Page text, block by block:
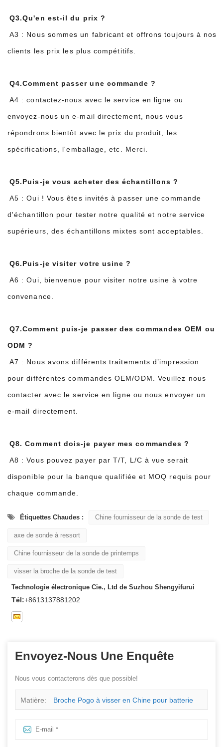
Q3.Qu'en est-il du prix ?
A3 : Nous sommes un fabricant et offrons toujours à nos
clients les prix les plus compétitifs.
Q4.Comment passer une commande ?
A4 : contactez-nous avec le service en ligne ou
envoyez-nous un e-mail directement, nous vous
répondrons bientôt avec le prix du produit, les
spécifications, l'emballage, etc. Merci.
Q5.Puis-je vous acheter des échantillons ?
A5 : Oui ! Vous êtes invités à passer une commande
d'échantillon pour tester notre qualité et notre service
supérieurs, des échantillons mixtes sont acceptables.
Q6.Puis-je visiter votre usine ?
A6 : Oui, bienvenue pour visiter notre usine à votre
convenance.
Q7.Comment puis-je passer des commandes OEM ou
ODM ?
A7 : Nous avons différents traitements d’impression
pour différentes commandes OEM/ODM. Veuillez nous
contacter avec le service en ligne ou nous envoyer un
e-mail directement.
Q8. Comment dois-je payer mes commandes ?
A8 : Vous pouvez payer par T/T, L/C à vue serait
disponible pour la banque qualifiée et MOQ requis pour
chaque commande.
Étiquettes Chaudes : Chine fournisseur de la sonde de test
axe de sonde à ressort
Chine fournisseur de la sonde de printemps
visser la broche de la sonde de test
Technologie électronique Cie., Ltd de Suzhou Shengyifurui
Tél:+8613137881202
Envoyez-Nous Une Enquête
Nous vous contacterons dès que possible!
Matière: Broche Pogo à visser en Chine pour batterie
Au sur nickelé